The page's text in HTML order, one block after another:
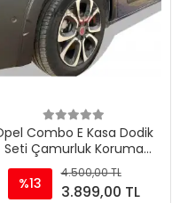
Combo E Kasa Dodik
Seti Çamurluk Koruma
Kaplama
%13
4.500,00 TL
3.899,00 TL